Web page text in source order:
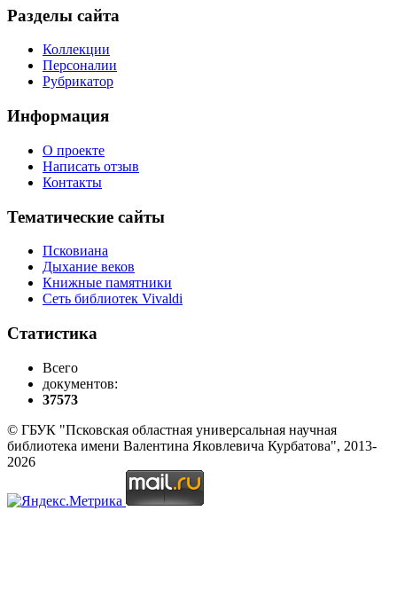
Разделы сайта
Коллекции
Персоналии
Рубрикатор
Информация
О проекте
Написать отзыв
Контакты
Тематические сайты
Псковиана
Дыхание веков
Книжные памятники
Сеть библиотек Vivaldi
Статистика
Всего
документов:
37573
© ГБУК "Псковская областная универсальная научная
библиотека имени Валентина Яковлевича Курбатова", 2013-
2026